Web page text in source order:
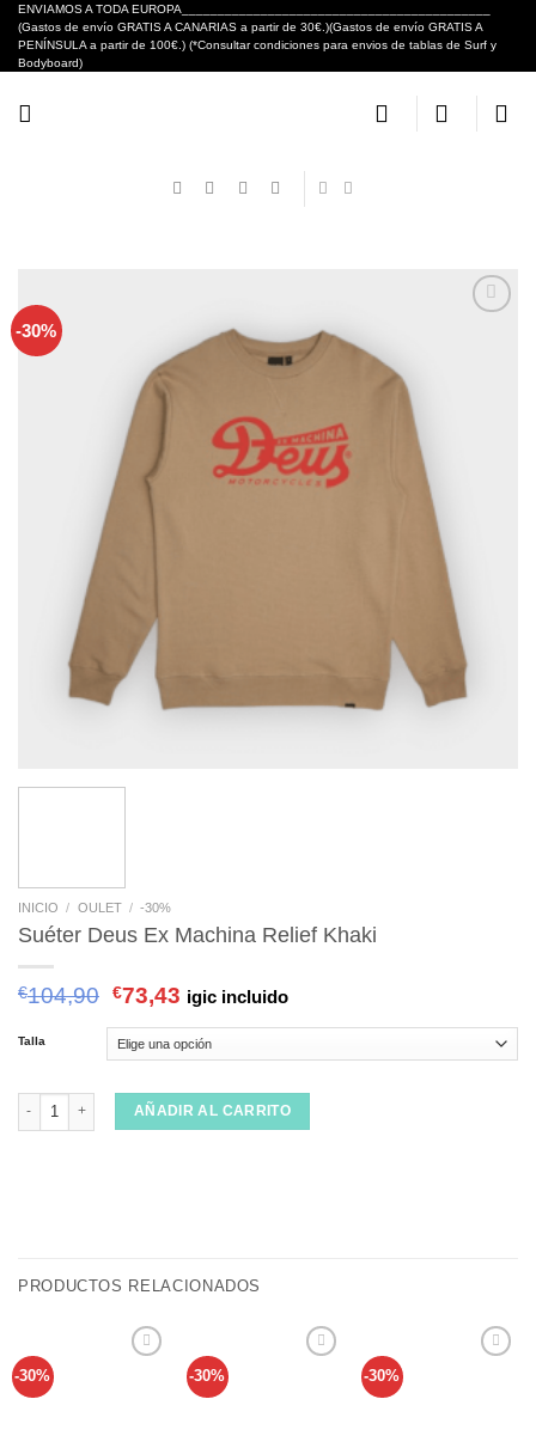
Skip
content
ENVIAMOS A TODA EUROPA___________________________________________
(Gastos de envío GRATIS A CANARIAS a partir de 30€.)(Gastos de envío GRATIS A
PENÍNSULA a partir de 100€.) (*Consultar condiciones para envios de tablas de Surf y
Bodyboard)
-30%
INICIO / OULET / -30%
Suéter Deus Ex Machina Relief Khaki
€104,90 €73,43 igic incluido
Talla
Suéter Deus Ex Machina Relief Khaki cantidad
AÑADIR AL CARRITO
PRODUCTOS RELACIONADOS
-30% -30% -30%